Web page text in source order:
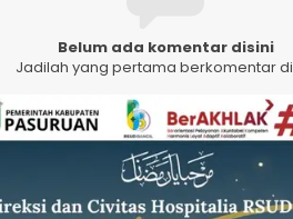
Belum ada komentar disini
Jadilah yang pertama berkomentar